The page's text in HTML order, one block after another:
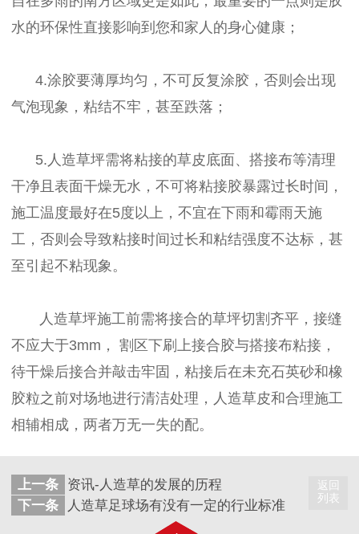
水的环保性直接影响到您和家人的身心健康；
4.涂胶要薄厚均匀，不可反复涂胶，否则会出现
气泡现象，粘结不牢，甚至跌落；
5.人造草坪需将粘接的草皮底面、搭接布等清理
干净且表面干燥无水，不可将粘接胶暴露过长时间，
施工温度最好在5度以上，不宜在下雨和霉雨天施
工，否则会导致粘接时间过长和粘结强度不达标，甚
至引起不粘现象。
人造草坪施工前需将接合的草坪切割齐平，接缝
不应大于3mm， 割区下刷上接合胶与搭接布粘接，
待干燥后接合并敲击牢固，粘接后在未充石英砂和橡
胶粒之前对场地进行清洁处理，人造草皮和合理施工
相辅相成，两者万无一失的配。
返回
列表
上一条
资讯-人造草的发展的历程
下一条
人造草足球场有没有一定的行业标准